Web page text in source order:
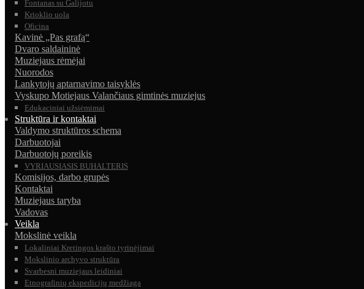
Fontanas su Galijotu
Krioklio uola
Oficina
Kavinė „Pas grafą“
Dvaro saldaininė
Muziejaus rėmėjai
Nuorodos
Lankytojų aptarnavimo taisyklės
Vyskupo Motiejaus Valančiaus gimtinės muziejus
Edukaciniai užsiėmimai
Struktūra ir kontaktai
Valdymo struktūros schema
Darbuotojai
Darbuotojų poreikis
VYRIAUSIASIS BUHALTERIS
Komisijos, darbo grupės
Kontaktai
Muziejaus taryba
Vadovas
Veikla
Mokslinė veikla
Lokaliniai Kretingos krašto tyrinėjimai
Mokslinio archyvo struktūra
Svarbesni muziejaus leidiniai
Etnografinių ekspedicijų medžiaga